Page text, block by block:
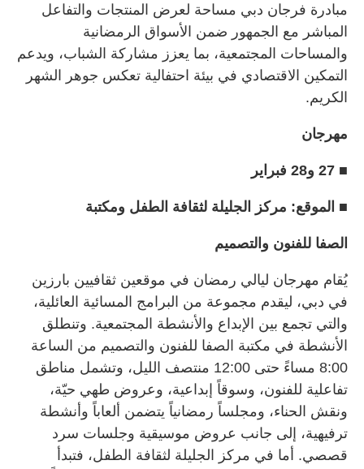
مبادرة فرجان دبي مساحة لعرض المنتجات والتفاعل
المباشر مع الجمهور ضمن الأسواق الرمضانية
والمساحات المجتمعية، بما يعزز مشاركة الشباب، ويدعم
التمكين الاقتصادي في بيئة احتفالية تعكس جوهر الشهر
الكريم.
مهرجان
■ 27 و28 فبراير
■ الموقع: مركز الجليلة لثقافة الطفل ومكتبة
الصفا للفنون والتصميم
يُقام مهرجان ليالي رمضان في موقعين ثقافيين بارزين
في دبي، ليقدم مجموعة من البرامج المسائية العائلية،
والتي تجمع بين الإبداع والأنشطة المجتمعية. وتنطلق
الأنشطة في مكتبة الصفا للفنون والتصميم من الساعة
8:00 مساءً حتى 12:00 منتصف الليل، وتشمل مناطق
تفاعلية للفنون، وسوقاً إبداعية، وعروض طهي حيّة،
ونقش الحناء، ومجلساً رمضانياً يتضمن ألعاباً وأنشطة
ترفيهية، إلى جانب عروض موسيقية وجلسات سرد
قصصي. أما في مركز الجليلة لثقافة الطفل، فتبدأ